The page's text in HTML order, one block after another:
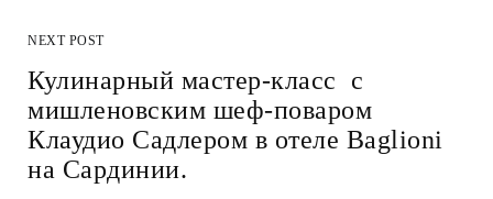
NEXT POST
Кулинарный мастер-класс с
мишленовским шеф-поваром
Клаудио Садлером в отеле Baglioni
на Сардинии.